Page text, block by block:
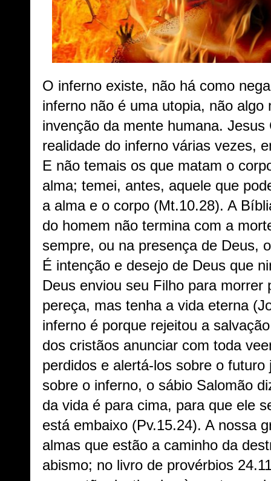
O inferno existe, não há como
inferno não é uma utopia, não algo
invenção da mente humana.
realidade do inferno várias vezes,
E não temais os que matam o
alma; temei, antes, aquele que
a alma e o corpo (Mt.10.28). A
do homem não termina com a
sempre, ou na presença de Deus,
É intenção e desejo de Deus que
Deus enviou seu Filho para morrer
pereça, mas tenha a vida eterna
inferno é porque rejeitou a
dos cristãos anunciar com toda
perdidos e alertá-los sobre o
sobre o inferno, o sábio Salomão
da vida é para cima, para que ele
está embaixo (Pv.15.24). A nossa
almas que estão a caminho da
abismo; no livro de provérbios